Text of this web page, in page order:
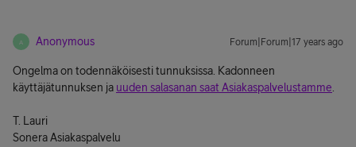
A Anonymous Forum|Forum|17 years ago
Ongelma on todennäköisesti tunnuksissa. Kadonneen
käyttäjätunnuksen ja uuden salasanan saat Asiakaspalvelustamme
T. Lauri
Sonera Asiakaspalvelu